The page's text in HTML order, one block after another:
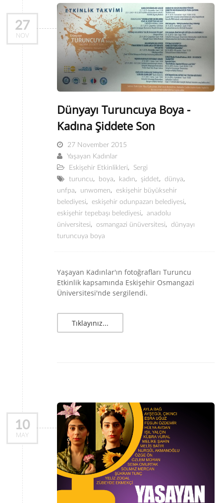
27
NOV
Dünyayı Turuncuya Boya -
Kadına Şiddete Son
27 November 2015
Yaşayan Kadınlar
Eskişehir Etkinlikleri,
Sergi
turuncu, boya, kadın, şiddet, dünya,
unfpa, unwomen, eskişehir büyüksehir
belediyesi, eskişehir odunpazarı belediyesi,
eskişehir tepebaşı belediyesi, anadolu
üniversitesi, osmangazi ünüversitesi, dünyayı
turuncuya boya
Yaşayan Kadınlar'ın fotoğrafları Turuncu
Etkinlik kapsamında Eskişehir Osmangazi
Üniversitesi'nde sergilendi.
Tıklayınız...
10
MAY